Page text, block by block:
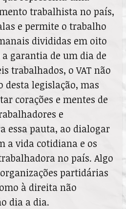
trabalhista no país,
e permite o trabalho
divididas em oito
garantia de um dia de
trabalhados, o VAT não
desta legislação, mas
corações e mentes de
e
essa pauta, ao dialogar
a vida cotidiana e os
no país. Algo
partidárias
à direita não
dia a dia.